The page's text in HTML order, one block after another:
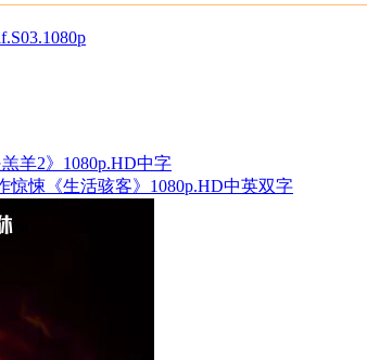
羊2》1080p.HD中字
惊悚《生活骇客》1080p.HD中英双字